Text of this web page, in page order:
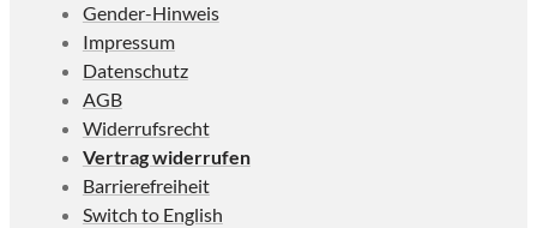
Gender-Hinweis
Impressum
Datenschutz
AGB
Widerrufsrecht
Vertrag widerrufen
Barrierefreiheit
Switch to English